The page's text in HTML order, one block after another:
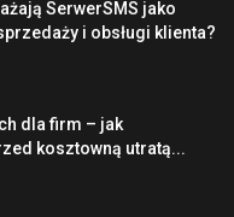
SerwerSMS jako
i obsługi klienta?
dla firm – jak
kosztowną utratą...